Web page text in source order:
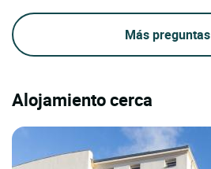
Más preguntas
Alojamiento cerca